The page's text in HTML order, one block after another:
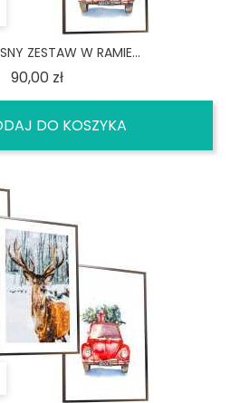
ZESTAW W RAMIE...
90,00 złCena
DO KOSZYKA